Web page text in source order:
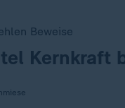
Beweise
Kernkraft